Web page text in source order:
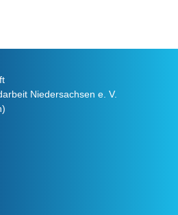
Niedersachsen e. V.